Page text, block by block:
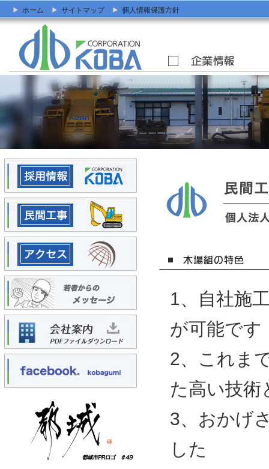
ホーム サイトマップ 個人情報保護方針
1、自社施
が可能です
2、これま
た高い技術
3、おかげ
した